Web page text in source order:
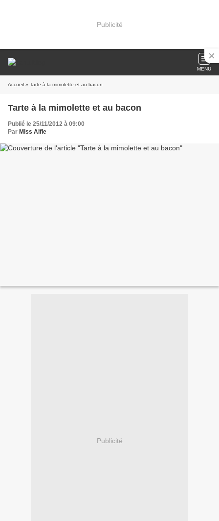
Publicité
MENU
Accueil » Tarte à la mimolette et au bacon
Tarte à la mimolette et au bacon
Publié le 25/11/2012 à 09:00
Par Miss Alfie
Publicité